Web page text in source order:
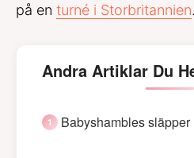
på en turné i Storbritannien.
Andra Artiklar Du
Babyshambles